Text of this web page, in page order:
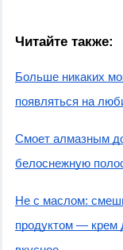
Читайте также:
Больше никаких
появляться на
Смоет алмазным
белоснежную
Не с маслом:
продуктом — крем